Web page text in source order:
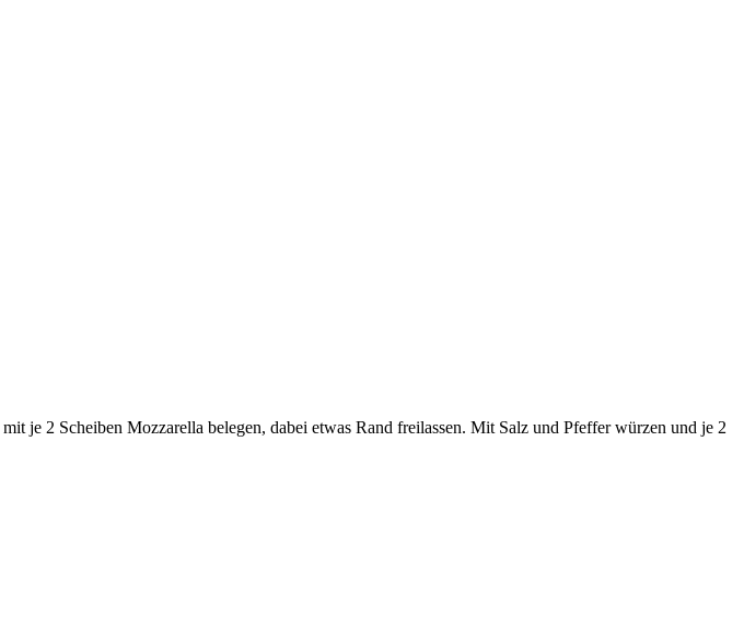
je 2 Scheiben Mozzarella belegen, dabei etwas Rand freilassen. Mit Salz und Pfeffer würzen und je 2